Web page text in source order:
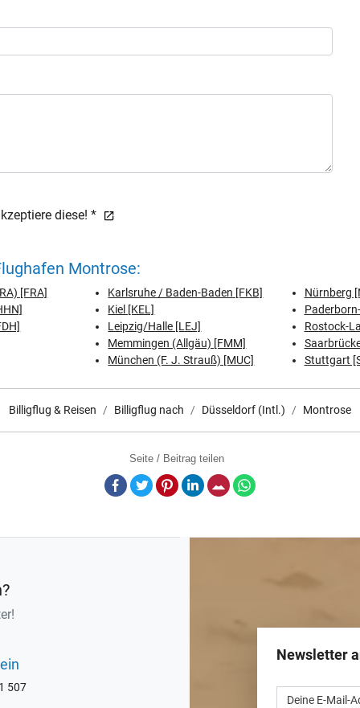
diese! *
Montrose:
[FRA]
Karlsruhe / Baden-Baden [FKB]
Kiel [KEL]
Leipzig/Halle [LEJ]
Memmingen (Allgäu) [FMM]
München (F. J. Strauß) [MUC]
Nürnberg
Rostock-
Stuttgart
Billigflug & Reisen Billigflug nach Düsseldorf (Intl.) Montrose
Seite / Beitrag teilen
Facebook
TwitterPinterestLinkedInE-Mail
507
Newsletter